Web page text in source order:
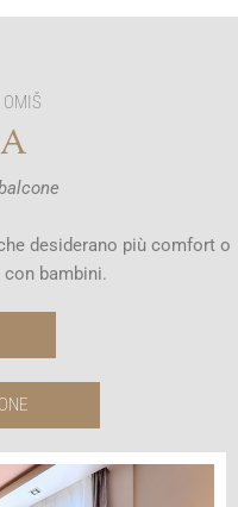
desiderano più comfort o
bambini.